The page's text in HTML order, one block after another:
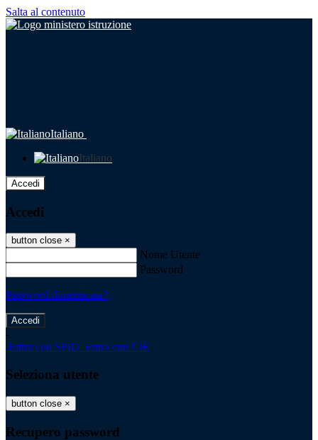
Salta al contenuto
Italiano
Italiano
Accedi
Accedi
button close ×
Nome Utente
Password
Password dimenticata?
-
Entra con SPID Entra con CIE
Seleziona utente
button close ×
Recupero password